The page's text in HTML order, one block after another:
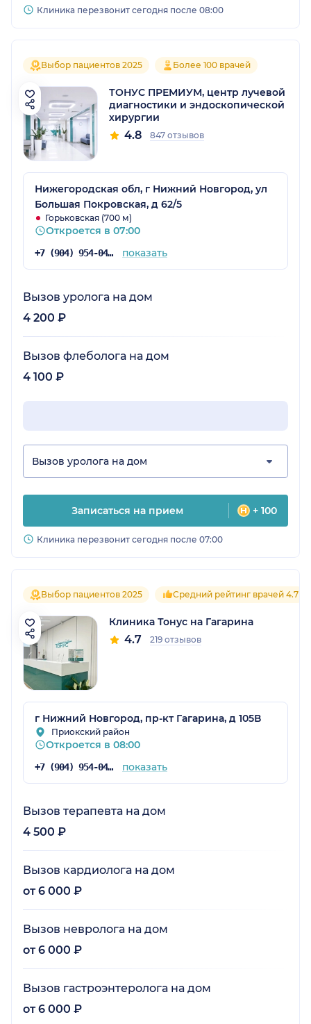
Клиника перезвонит сегодня после 08:00
Выбор пациентов 2025 Более 100 врачей
ТОНУС ПРЕМИУМ, центр лучевой
диагностики и эндоскопической
хирургии
4.8 847 отзывов
Нижегородская обл, г Нижний Новгород, ул
Большая Покровская, д 62/5
Горьковская (700 м)
Откроется в 07:00
+7 (904) 954-04-36 показать
Вызов уролога на дом
4 200 ₽
Вызов флеболога на дом
4 100 ₽
Вызов уролога на дом
Записаться на прием + 100
Клиника перезвонит сегодня после 07:00
Выбор пациентов 2025 Средний рейтинг врачей 4.7
Клиника Тонус на Гагарина
4.7 219 отзывов
г Нижний Новгород, пр-кт Гагарина, д 105В
Приокский район
Откроется в 08:00
+7 (904) 954-04-36 показать
Вызов терапевта на дом
4 500 ₽
Вызов кардиолога на дом
от 6 000 ₽
Вызов невролога на дом
от 6 000 ₽
Вызов гастроэнтеролога на дом
от 6 000 ₽